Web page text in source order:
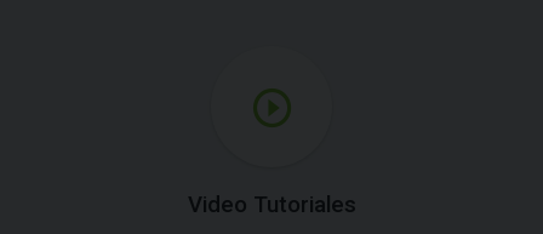
Video Tutoriales